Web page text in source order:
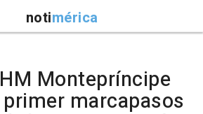
notimérica
Montepríncipe
marcapasos